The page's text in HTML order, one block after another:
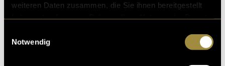
weiteren Daten zusammen, die Sie ihnen bereitgestellt
Notwendig